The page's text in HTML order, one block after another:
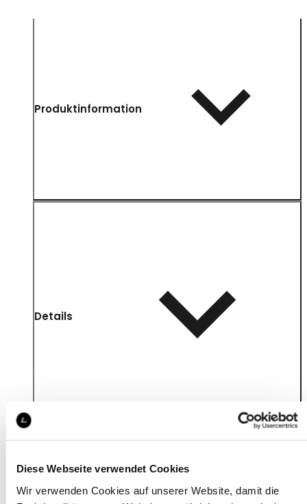
Diese Webseite verwendet Cookies
Wir verwenden Cookies auf unserer Website, damit die
Produktinformation
Details